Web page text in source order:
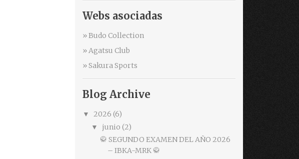
Webs asociadas
» Budo Collection
» Agatsu Club
» Sakura Sports
Blog Archive
▼ 2026 (6)
▼ junio (2)
🥋 SEGUNDO EXAMEN DEL AÑO 2026
– IBKA-MRK 🥋